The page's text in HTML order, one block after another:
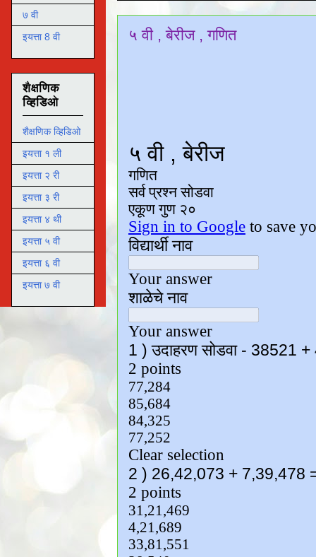
५ वी , बेरीज , गणित
७ वी
इयत्ता 8 वी
शैक्षणिक
व्हिडिओ
शैक्षणिक व्हिडिओ
इयत्ता १ ली
इयत्ता २ री
इयत्ता ३ री
इयत्ता ४ थी
इयत्ता ५ वी
इयत्ता ६ वी
इयत्ता ७ वी